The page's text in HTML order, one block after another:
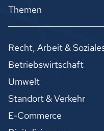
Themen
Recht, Arbeit &
Betriebswirtschaft
Umwelt
Standort & Verkehr
E-Commerce